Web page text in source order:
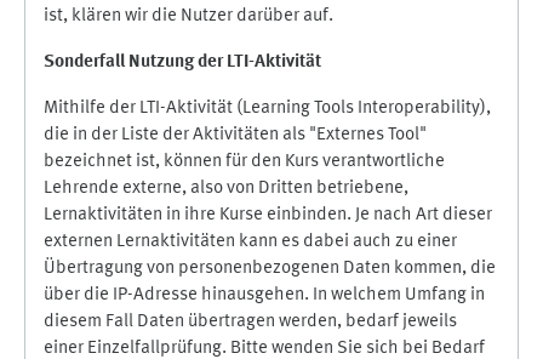
ist, klären wir die Nutzer darüber auf.
Sonderfall Nutzung der LTI-Aktivität
Mithilfe der LTI-Aktivität (Learning Tools Interoperability),
die in der Liste der Aktivitäten als "Externes Tool"
bezeichnet ist, können für den Kurs verantwortliche
Lehrende externe, also von Dritten betriebene,
Lernaktivitäten in ihre Kurse einbinden. Je nach Art dieser
externen Lernaktivitäten kann es dabei auch zu einer
Übertragung von personenbezogenen Daten kommen, die
über die IP-Adresse hinausgehen. In welchem Umfang in
diesem Fall Daten übertragen werden, bedarf jeweils
einer Einzelfallprüfung. Bitte wenden Sie sich bei Bedarf